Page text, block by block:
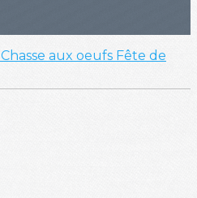
Chasse aux oeufs Fête de